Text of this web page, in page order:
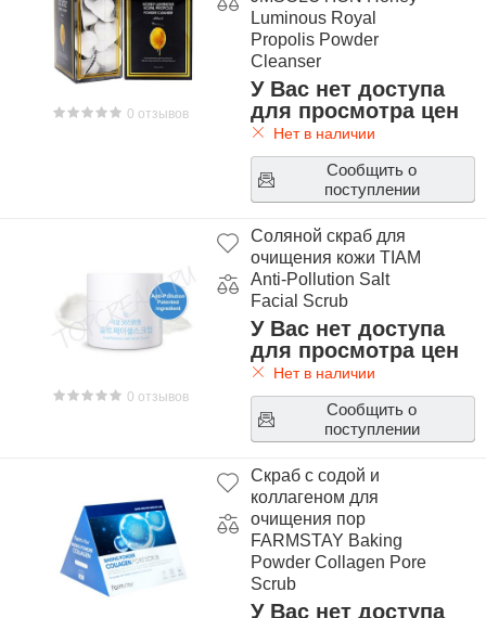
0 отзывов
Luminous Royal
Propolis Powder
Cleanser
У Вас нет доступа
для просмотра цен
Нет в наличии
Сообщить о
поступлении
0 отзывов
Соляной скраб для
очищения кожи TIAM
Anti-Pollution Salt
Facial Scrub
У Вас нет доступа
для просмотра цен
Нет в наличии
Сообщить о
поступлении
Скраб с содой и
коллагеном для
очищения пор
FARMSTAY Baking
Powder Collagen Pore
Scrub
У Вас нет доступа